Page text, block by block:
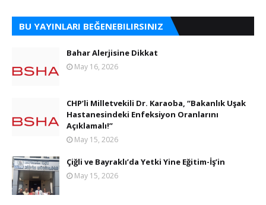
BU YAYINLARI BEĞENEBILIRSINIZ
Bahar Alerjisine Dikkat
May 16, 2026
CHP’li Milletvekili Dr. Karaoba, “Bakanlık Uşak
Hastanesindeki Enfeksiyon Oranlarını
Açıklamalı!”
May 15, 2026
Çiğli ve Bayraklı’da Yetki Yine Eğitim-İş’in
May 15, 2026